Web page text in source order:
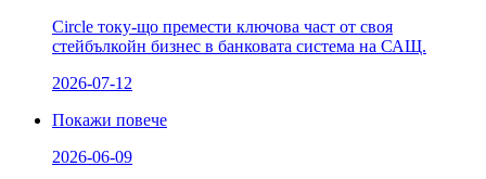
Circle току-що премести ключова част от своя
стейбълкойн бизнес в банковата система на САЩ.
2026-07-12
Покажи повече
2026-06-09